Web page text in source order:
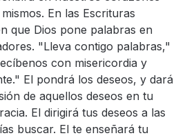
En las Escrituras
que Dios pone palabras en
"Lleva contigo palabras,"
con misericordia y
El pondrá los deseos, y dará
de aquellos deseos en tu
El dirigirá tus deseos a las
buscar. El te enseñará tu